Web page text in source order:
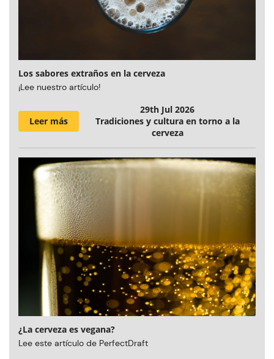
Los sabores extraños en la cerveza
¡Lee nuestro artículo!
Leer más
29th Jul 2026
Tradiciones y cultura en torno a la
cerveza
¿La cerveza es vegana?
Lee este artículo de PerfectDraft